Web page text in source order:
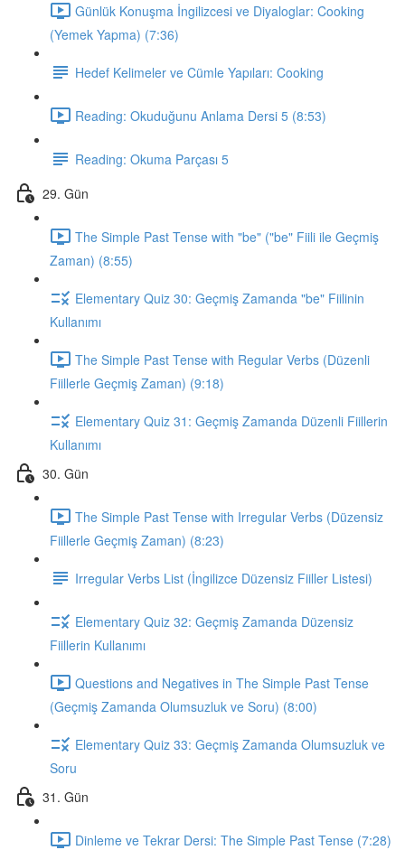
Günlük Konuşma İngilizcesi ve Diyaloglar: Cooking
(Yemek Yapma) (7:36)
Hedef Kelimeler ve Cümle Yapıları: Cooking
Reading: Okuduğunu Anlama Dersi 5 (8:53)
Reading: Okuma Parçası 5
29. Gün
The Simple Past Tense with "be" ("be" Fiili ile Geçmiş
Zaman) (8:55)
Elementary Quiz 30: Geçmiş Zamanda "be" Fiilinin
Kullanımı
The Simple Past Tense with Regular Verbs (Düzenli
Fiillerle Geçmiş Zaman) (9:18)
Elementary Quiz 31: Geçmiş Zamanda Düzenli Fiillerin
Kullanımı
30. Gün
The Simple Past Tense with Irregular Verbs (Düzensiz
Fiillerle Geçmiş Zaman) (8:23)
Irregular Verbs List (İngilizce Düzensiz Fiiller Listesi)
Elementary Quiz 32: Geçmiş Zamanda Düzensiz
Fiillerin Kullanımı
Questions and Negatives in The Simple Past Tense
(Geçmiş Zamanda Olumsuzluk ve Soru) (8:00)
Elementary Quiz 33: Geçmiş Zamanda Olumsuzluk ve
Soru
31. Gün
Dinleme ve Tekrar Dersi: The Simple Past Tense (7:28)